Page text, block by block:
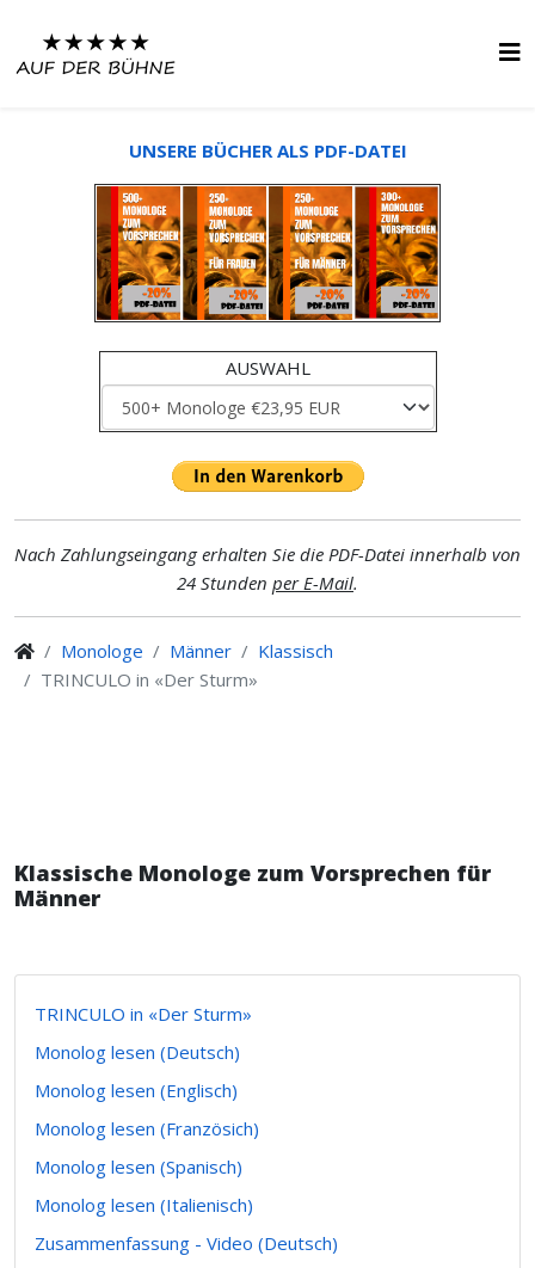
UNSERE BÜCHER ALS PDF-DATEI
AUSWAHL
Nach Zahlungseingang erhalten Sie die PDF-Datei innerhalb von
24 Stunden per E-Mail.
Monologe Männer
Klassisch
TRINCULO in «Der Sturm»
Klassische Monologe zum Vorsprechen für
Männer
TRINCULO in «Der Sturm»
Monolog lesen (Deutsch)
Monolog lesen (Englisch)
Monolog lesen (Französich)
Monolog lesen (Spanisch)
Monolog lesen (Italienisch)
Zusammenfassung - Video (Deutsch)